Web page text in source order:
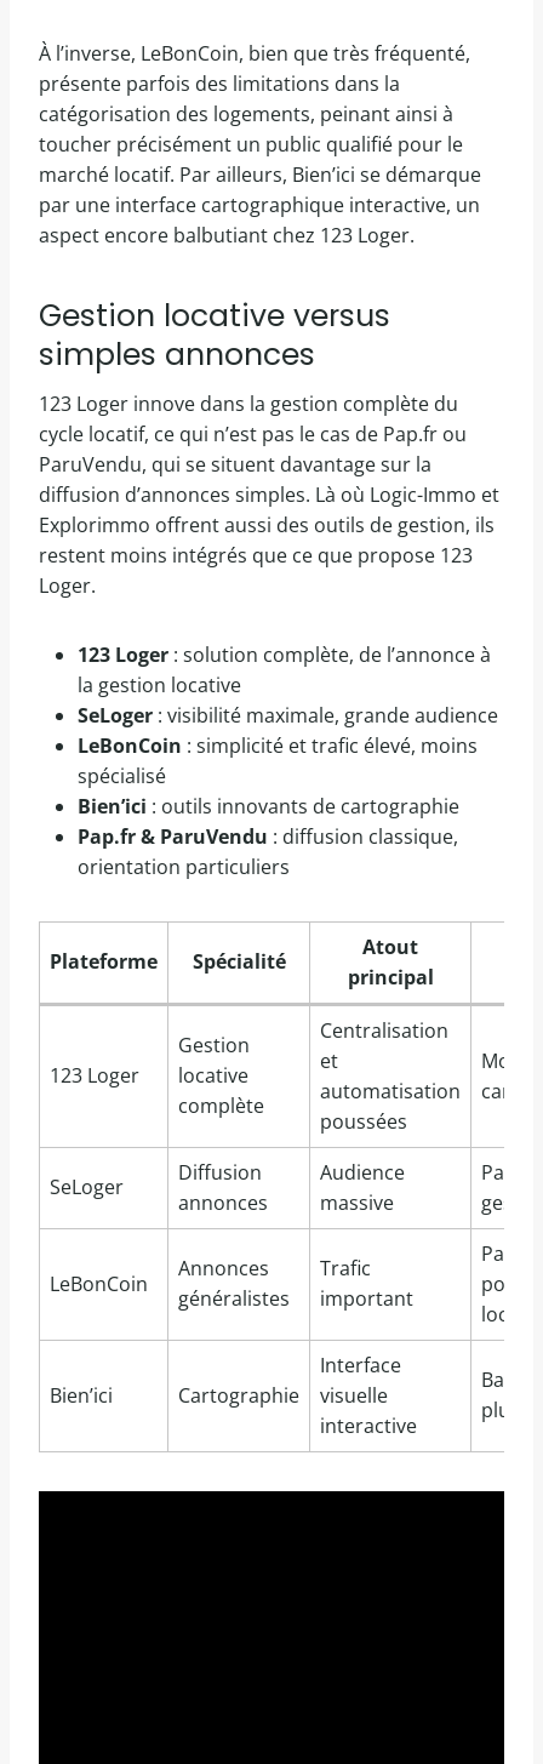
À l’inverse, LeBonCoin, bien que très fréquenté,
présente parfois des limitations dans la
catégorisation des logements, peinant ainsi à
toucher précisément un public qualifié pour le
marché locatif. Par ailleurs, Bien’ici se démarque
par une interface cartographique interactive, un
aspect encore balbutiant chez 123 Loger.
Gestion locative versus
simples annonces
123 Loger innove dans la gestion complète du
cycle locatif, ce qui n’est pas le cas de Pap.fr ou
ParuVendu, qui se situent davantage sur la
diffusion d’annonces simples. Là où Logic-Immo et
Explorimmo offrent aussi des outils de gestion, ils
restent moins intégrés que ce que propose 123
Loger.
123 Loger : solution complète, de l’annonce à
la gestion locative
SeLoger : visibilité maximale, grande audience
LeBonCoin : simplicité et trafic élevé, moins
spécialisé
Bien’ici : outils innovants de cartographie
Pap.fr & ParuVendu : diffusion classique,
orientation particuliers
Plateforme Spécialité
Atout
principal
123 Loger
Gestion
locative
complète
Centralisation
et
automatisation
poussées
Moins
SeLoger
Diffusion
annonces
Audience
massive
Pas
LeBonCoin
Annonces
généralistes
Trafic
important
Pas
pour
Bien’ici Cartographie
Interface
visuelle
interactive
Base
plus